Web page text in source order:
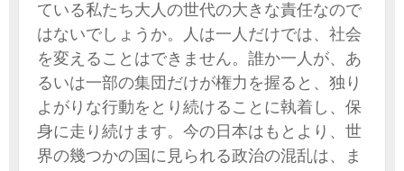
ている私たち大人の世代の大きな責任なので
はないでしょうか。人は一人だけでは、社会
を変えることはできません。誰か一人が、あ
るいは一部の集団だけが権力を握ると、独り
よがりな行動をとり続けることに執着し、保
身に走り続けます。今の日本はもとより、世
界の幾つかの国に見られる政治の混乱は、ま